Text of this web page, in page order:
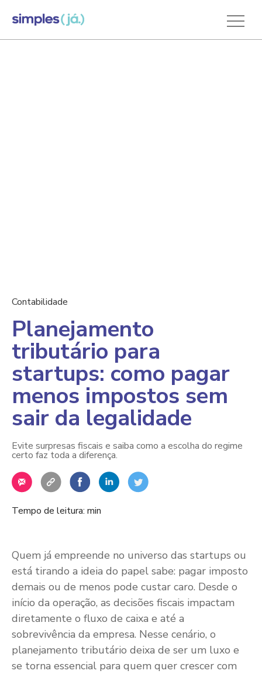
Contabilidade
Planejamento
tributário para
startups: como pagar
menos impostos sem
sair da legalidade
Evite surpresas fiscais e saiba como a escolha do regime
certo faz toda a diferença.
Tempo de leitura: min
Quem já empreende no universo das startups ou
está tirando a ideia do papel sabe: pagar imposto
demais ou de menos pode custar caro. Desde o
início da operação, as decisões fiscais impactam
diretamente o fluxo de caixa e até a
sobrevivência da empresa. Nesse cenário, o
planejamento tributário deixa de ser um luxo e
se torna essencial para quem quer crescer com